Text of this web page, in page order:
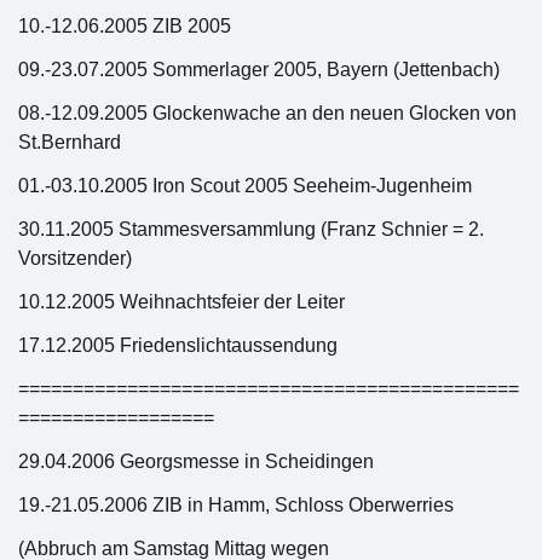
10.-12.06.2005 ZIB 2005
09.-23.07.2005 Sommerlager 2005, Bayern (Jettenbach)
08.-12.09.2005 Glockenwache an den neuen Glocken von
St.Bernhard
01.-03.10.2005 Iron Scout 2005 Seeheim-Jugenheim
30.11.2005 Stammesversammlung (Franz Schnier = 2.
Vorsitzender)
10.12.2005 Weihnachtsfeier der Leiter
17.12.2005 Friedenslichtaussendung
==============================================
==================
29.04.2006 Georgsmesse in Scheidingen
19.-21.05.2006 ZIB in Hamm, Schloss Oberwerries
(Abbruch am Samstag Mittag wegen